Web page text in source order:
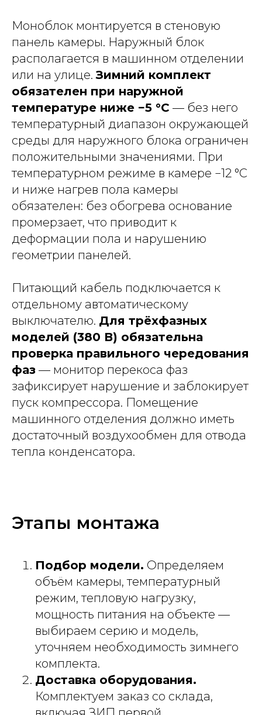
Моноблок монтируется в стеновую
панель камеры. Наружный блок
располагается в машинном отделении
или на улице.Зимний комплект
обязателен при наружной
температуре ниже −5 °C — без него
температурный диапазон окружающей
среды для наружного блока ограничен
положительными значениями. При
температурном режиме в камере −12 °C
и ниже нагрев пола камеры
обязателен: без обогрева основание
промерзает, что приводит к
деформации пола и нарушению
геометрии панелей.
Питающий кабель подключается к
отдельному автоматическому
выключателю. Для трёхфазных
моделей (380 В) обязательна
проверка правильного чередования
фаз — монитор перекоса фаз
зафиксирует нарушение и заблокирует
пуск компрессора. Помещение
машинного отделения должно иметь
достаточный воздухообмен для отвода
тепла конденсатора.
Этапы монтажа
Подбор модели. Определяем
объём камеры, температурный
режим, тепловую нагрузку,
мощность питания на объекте —
выбираем серию и модель,
уточняем необходимость зимнего
комплекта.
Доставка оборудования.
Комплектуем заказ со склада,